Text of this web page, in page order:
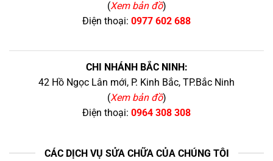
(Xem bản đồ)
Điện thoại: 0977 602 688
CHI NHÁNH BẮC NINH:
42 Hồ Ngọc Lân mới, P. Kinh Bắc, TP.Bắc Ninh
(Xem bản đồ)
Điện thoại: 0964 308 308
CÁC DỊCH VỤ SỬA CHỮA CỦA CHÚNG TÔI